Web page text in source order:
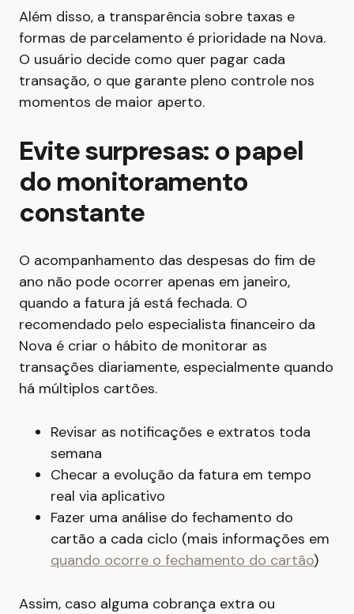
Além disso, a transparência sobre taxas e
formas de parcelamento é prioridade na Nova.
O usuário decide como quer pagar cada
transação, o que garante pleno controle nos
momentos de maior aperto.
Evite surpresas: o papel
do monitoramento
constante
O acompanhamento das despesas do fim de
ano não pode ocorrer apenas em janeiro,
quando a fatura já está fechada. O
recomendado pelo especialista financeiro da
Nova é criar o hábito de monitorar as
transações diariamente, especialmente quando
há múltiplos cartões.
Revisar as notificações e extratos toda
semana
Checar a evolução da fatura em tempo
real via aplicativo
Fazer uma análise do fechamento do
cartão a cada ciclo (mais informações em
quando ocorre o fechamento do cartão)
Assim, caso alguma cobrança extra ou